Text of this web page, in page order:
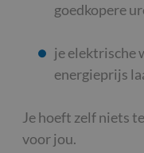
goedkopere
je elektrische
energieprijs
Je hoeft zelf niets
voor jou.